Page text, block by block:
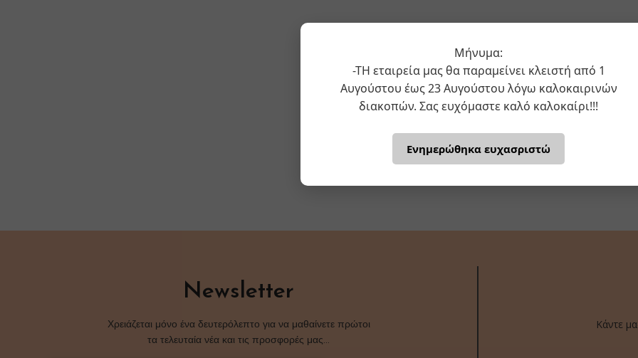
Newsletter
Χρειάζεται μόνο ένα δευτερόλεπτο για να μαθαίνετε πρώτοι
τα τελευταία νέα και τις προσφορές μας…
Κάντε
Μήνυμα:
-ΤΗ εταιρεία μας θα παραμείνει κλειστή από 1
Αυγούστου έως 23 Αυγούστου λόγω καλοκαιρινών
διακοπών. Σας ευχόμαστε καλό καλοκαίρι!!!
Ενημερώθηκα ευχασριστώ